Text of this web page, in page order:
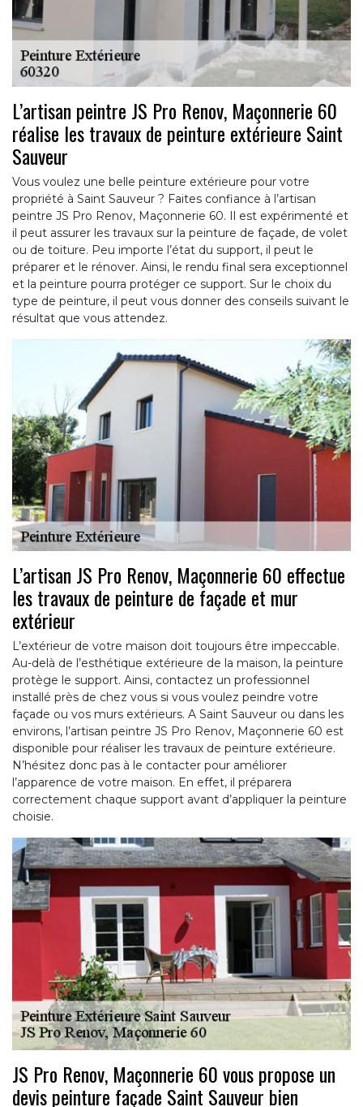
L’artisan peintre JS Pro Renov, Maçonnerie 60
réalise les travaux de peinture extérieure Saint
Sauveur
Vous voulez une belle peinture extérieure pour votre
propriété à Saint Sauveur ? Faites confiance à l’artisan
peintre JS Pro Renov, Maçonnerie 60. Il est expérimenté et
il peut assurer les travaux sur la peinture de façade, de volet
ou de toiture. Peu importe l’état du support, il peut le
préparer et le rénover. Ainsi, le rendu final sera exceptionnel
et la peinture pourra protéger ce support. Sur le choix du
type de peinture, il peut vous donner des conseils suivant le
résultat que vous attendez.
L’artisan JS Pro Renov, Maçonnerie 60 effectue
les travaux de peinture de façade et mur
extérieur
L’extérieur de votre maison doit toujours être impeccable.
Au-delà de l’esthétique extérieure de la maison, la peinture
protège le support. Ainsi, contactez un professionnel
installé près de chez vous si vous voulez peindre votre
façade ou vos murs extérieurs. A Saint Sauveur ou dans les
environs, l’artisan peintre JS Pro Renov, Maçonnerie 60 est
disponible pour réaliser les travaux de peinture extérieure.
N’hésitez donc pas à le contacter pour améliorer
l’apparence de votre maison. En effet, il préparera
correctement chaque support avant d’appliquer la peinture
choisie.
JS Pro Renov, Maçonnerie 60 vous propose un
devis peinture façade Saint Sauveur bien